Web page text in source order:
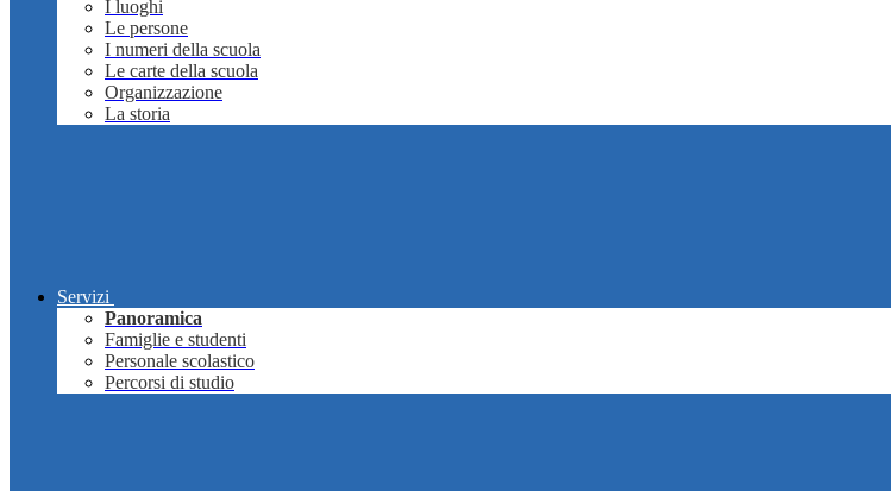
I luoghi
Le persone
I numeri della scuola
Le carte della scuola
Organizzazione
La storia
Servizi
Panoramica
Famiglie e studenti
Personale scolastico
Percorsi di studio